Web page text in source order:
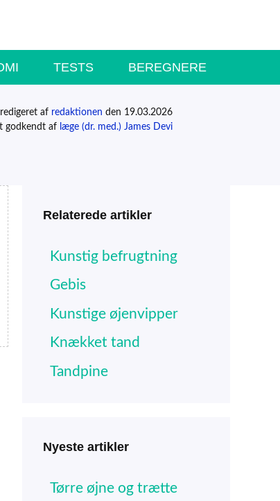
TESTS BEREGNERE
af redaktionen den 19.03.2026
godkendt af læge (dr. med.) James Devi
Relaterede artikler
Kunstig befrugtning
Gebis
Kunstige øjenvipper
Knækket tand
Tandpine
Nyeste artikler
Tørre øjne og trætte